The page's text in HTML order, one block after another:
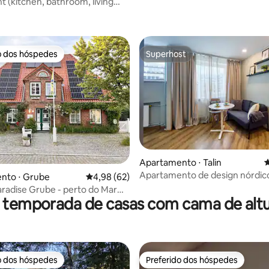
de 5, 137 avaliações
dos hóspedes
dos hóspedes
⋅ Grube 4,98 de uma avaliação média de 5, 62
4,98 (62)
Grube - perto do Mar
Superhost
Superhost
Apartamento ⋅ Talin
Apartamento de design
de casas com cama de
dos hóspedes
dos hóspedes Preferido dos hóspedes
Preferido dos hóspedes